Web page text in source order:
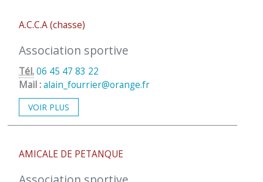
A.C.C.A (chasse)
Association sportive
Tél.06 45 47 83 22
Mail :alain_fourrier@orange.fr
VOIR PLUS
AMICALE DE PETANQUE